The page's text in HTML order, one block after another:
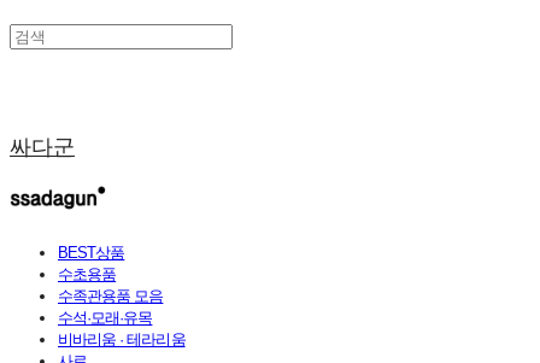
싸다군
BEST상품
수초용품
수족관용품 모음
수석·모래·유목
비바리움 · 테라리움